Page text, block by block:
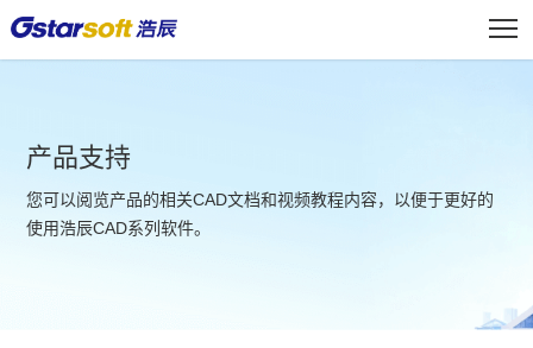
产品支持
您可以阅览产品的相关CAD文档和视频教程内容，以便于更好的
使用浩辰CAD系列软件。